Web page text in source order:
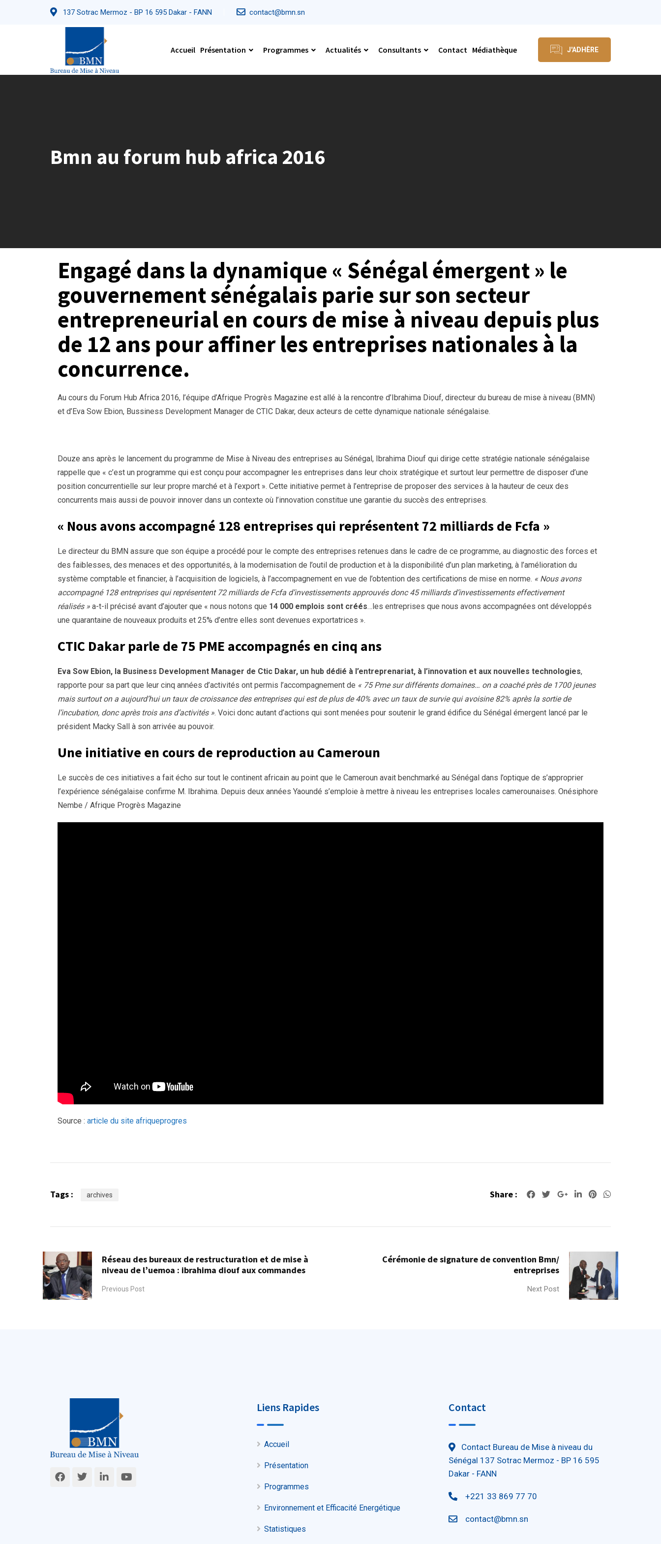
137 Sotrac Mermoz - BP 16 595 Dakar - FANN contact@bmn.sn
Accueil Présentation Programmes Actualités Consultants Contact Médiathèque J'ADHÈRE
Bmn au forum hub africa 2016
Engagé dans la dynamique « Sénégal émergent » le
gouvernement sénégalais parie sur son secteur
entrepreneurial en cours de mise à niveau depuis plus
de 12 ans pour affiner les entreprises nationales à la
concurrence.
Au cours du Forum Hub Africa 2016, l’équipe d’Afrique Progrès Magazine est allé à la rencontre d’Ibrahima Diouf, directeur du bureau de mise à niveau (BMN)
et d’Eva Sow Ebion, Bussiness Development Manager de CTIC Dakar, deux acteurs de cette dynamique nationale sénégalaise.
Douze ans après le lancement du programme de Mise à Niveau des entreprises au Sénégal, Ibrahima Diouf qui dirige cette stratégie nationale sénégalaise
rappelle que « c’est un programme qui est conçu pour accompagner les entreprises dans leur choix stratégique et surtout leur permettre de disposer d’une
position concurrentielle sur leur propre marché et à l’export ». Cette initiative permet à l’entreprise de proposer des services à la hauteur de ceux des
concurrents mais aussi de pouvoir innover dans un contexte où l’innovation constitue une garantie du succès des entreprises.
« Nous avons accompagné 128 entreprises qui représentent 72 milliards de Fcfa »
Le directeur du BMN assure que son équipe a procédé pour le compte des entreprises retenues dans le cadre de ce programme, au diagnostic des forces et
des faiblesses, des menaces et des opportunités, à la modernisation de l’outil de production et à la disponibilité d’un plan marketing, à l’amélioration du
système comptable et financier, à l’acquisition de logiciels, à l’accompagnement en vue de l’obtention des certifications de mise en norme. « Nous avons
accompagné 128 entreprises qui représentent 72 milliards de Fcfa d’investissements approuvés donc 45 milliards d’investissements effectivement
réalisés » a-t-il précisé avant d’ajouter que « nous notons que 14 000 emplois sont créés…les entreprises que nous avons accompagnées ont développés
une quarantaine de nouveaux produits et 25% d’entre elles sont devenues exportatrices ».
CTIC Dakar parle de 75 PME accompagnés en cinq ans
Eva Sow Ebion, la Business Development Manager de Ctic Dakar, un hub dédié à l’entreprenariat, à l’innovation et aux nouvelles technologies,
rapporte pour sa part que leur cinq années d’activités ont permis l’accompagnement de « 75 Pme sur différents domaines… on a coaché près de 1700 jeunes
mais surtout on a aujourd’hui un taux de croissance des entreprises qui est de plus de 40% avec un taux de survie qui avoisine 82% après la sortie de
l’incubation, donc après trois ans d’activités ». Voici donc autant d’actions qui sont menées pour soutenir le grand édifice du Sénégal émergent lancé par le
président Macky Sall à son arrivée au pouvoir.
Une initiative en cours de reproduction au Cameroun
Le succès de ces initiatives a fait écho sur tout le continent africain au point que le Cameroun avait benchmarké au Sénégal dans l’optique de s’approprier
l’expérience sénégalaise confirme M. Ibrahima. Depuis deux années Yaoundé s’emploie à mettre à niveau les entreprises locales camerounaises. Onésiphore
Nembe / Afrique Progrès Magazine
Source : article du site afriqueprogres
Tags : archives Share : Google+LinkedInPinterest
Whatsapp
Réseau des bureaux de restructuration et de mise à
niveau de l’uemoa : ibrahima diouf aux commandes
Previous Post
Cérémonie de signature de convention Bmn/
entreprises
Next Post
Liens Rapides
Accueil
Présentation
Programmes
Environnement et Efficacité Energétique
Statistiques
Contact
Contact Bureau de Mise à niveau du
Sénégal 137 Sotrac Mermoz - BP 16 595
Dakar - FANN
+221 33 869 77 70
contact@bmn.sn